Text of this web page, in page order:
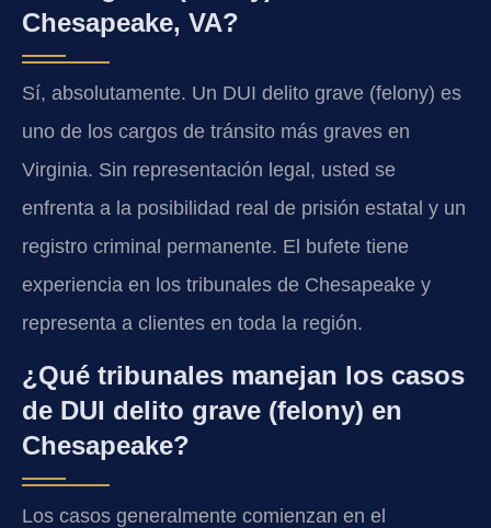
Chesapeake, VA?
Sí, absolutamente. Un DUI delito grave (felony) es
uno de los cargos de tránsito más graves en
Virginia. Sin representación legal, usted se
enfrenta a la posibilidad real de prisión estatal y un
registro criminal permanente. El bufete tiene
experiencia en los tribunales de Chesapeake y
representa a clientes en toda la región.
¿Qué tribunales manejan los casos
de DUI delito grave (felony) en
Chesapeake?
Los casos generalmente comienzan en el